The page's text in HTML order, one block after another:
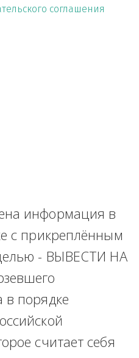
соглашения
информация в
с прикреплённым
- ВЫВЕСТИ НА
в порядке
считает себя